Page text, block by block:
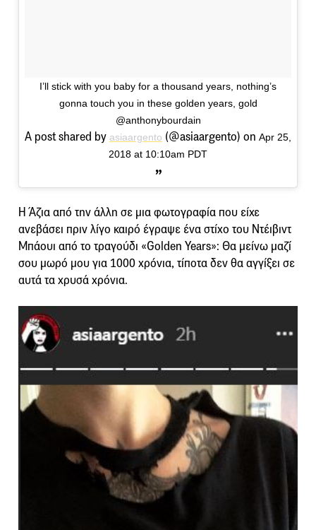
I’ll stick with you baby for a thousand years, nothing’s
gonna touch you in these golden years, gold
@anthonybourdain
A post shared by asiaargento (@asiaargento) on Apr 25,
2018 at 10:10am PDT
Η Άζια από την άλλη σε μια φωτογραφία που είχε
ανεβάσει πριν λίγο καιρό έγραψε ένα στίχο του Ντέιβιντ
Μπάουι από το τραγούδι «Golden Years»: Θα μείνω μαζί
σου μωρό μου για 1000 χρόνια, τίποτα δεν θα αγγίξει σε
αυτά τα χρυσά χρόνια.